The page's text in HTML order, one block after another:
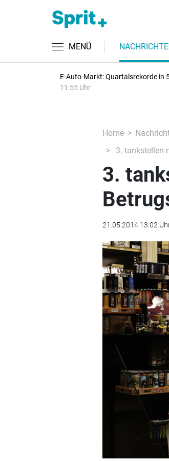
MENÜ
E-Auto-Markt: Quartalsrekorde in
11:55 Uhr
Home
3. tankstellen
3.
21.05.2014 13:02